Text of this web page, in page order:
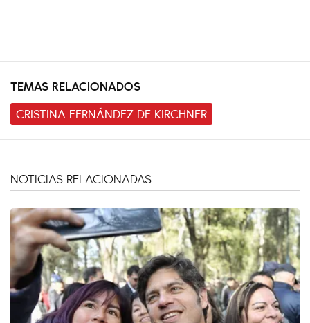
TEMAS RELACIONADOS
CRISTINA FERNÁNDEZ DE KIRCHNER
NOTICIAS RELACIONADAS